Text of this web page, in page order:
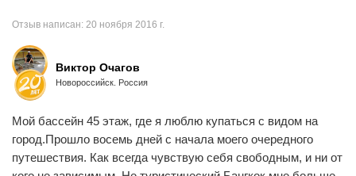
Отзыв написан: 20 ноября 2016 г.
Виктор Очагов
Новороссийск. Россия
Мой бассейн 45 этаж, где я люблю купаться с видом на
город.Прошло восемь дней с начала моего очередного
путешествия. Как всегда чувствую себя свободным, и ни от